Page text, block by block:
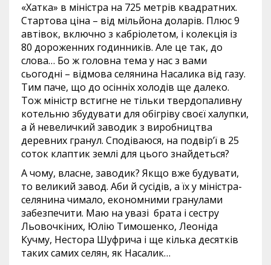
«Хатка» в міністра на 725 метрів квадратних.
Стартова ціна – від мільйона доларів. Плюс 9
автівок, включно з кабріолетом, і колекція із
80 дороженних годинників. Але це так, до
слова… Бо ж головна тема у нас з вами
сьогодні – відмова селянина Насалика від газу.
Тим паче, що до осінніх холодів ще далеко.
Тож міністр встигне не тільки твердопаливну
котельню збудувати для обігріву своєї халупки,
а й невеличкий заводик з виробництва
деревних гранул. Сподіваюся, на подвір’ї в 25
соток клаптик землі для цього знайдеться?
А чому, власне, заводик? Якщо вже будувати,
то великий завод. Аби й сусідів, а їх у міністра-
селянина чимало, економними гранулами
забезпечити. Маю на увазі брата і сестру
Льовочкіних, Юлію Тимошенко, Леоніда
Кучму, Нестора Шуфрича і ще кілька десятків
таких самих селян, як Насалик…